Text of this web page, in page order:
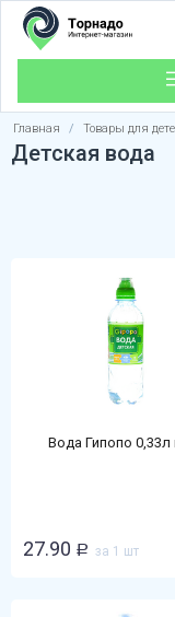
Главная / Товары для
Детская вода
Вода Гипопо 0,33л
27.90 Р за 1 шт